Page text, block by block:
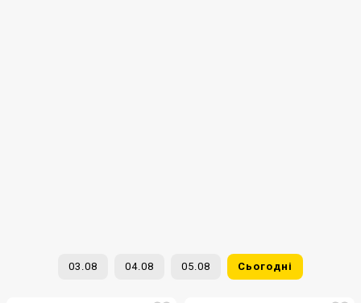
03.08 04.08 05.08 Сьогодні